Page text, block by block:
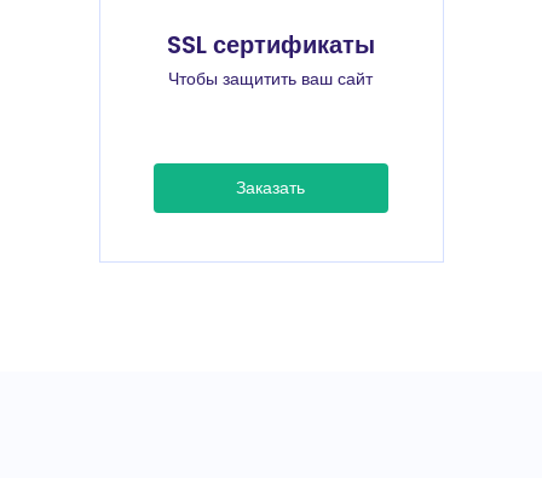
SSL сертификаты
Чтобы защитить ваш сайт
Заказать